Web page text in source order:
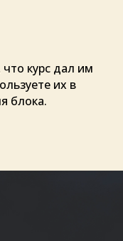
что курс дал им
их в
блока.